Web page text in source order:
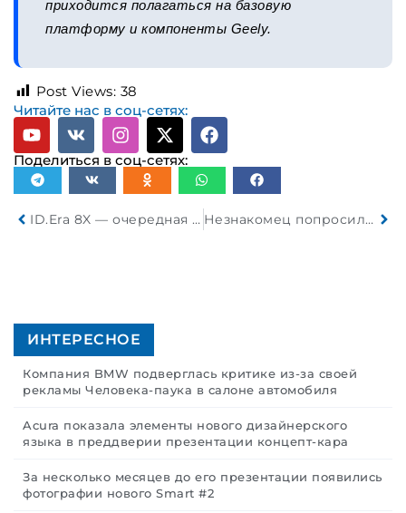
приходится полагаться на базовую
платформу и компоненты Geely.
Post Views: 38
Читайте нас в соц-сетях:
Поделиться в соц-сетях:
ID.Era 8X — очередная модель Volkswagen в линейке Era, предназначенная для китайского рынка Незнакомец попросил супругов перевезти через границу антикварную посуду
ИНТЕРЕСНОЕ
Компания BMW подверглась критике из-за своей
рекламы Человека-паука в салоне автомобиля
Acura показала элементы нового дизайнерского
языка в преддверии презентации концепт-кара
За несколько месяцев до его презентации появились
фотографии нового Smart #2